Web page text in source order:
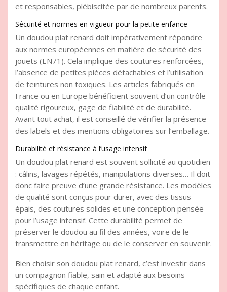
et responsables, plébiscitée par de nombreux parents.
Sécurité et normes en vigueur pour la petite enfance
Un doudou plat renard doit impérativement répondre
aux normes européennes en matière de sécurité des
jouets (EN71). Cela implique des coutures renforcées,
l’absence de petites pièces détachables et l’utilisation
de teintures non toxiques. Les articles fabriqués en
France ou en Europe bénéficient souvent d’un contrôle
qualité rigoureux, gage de fiabilité et de durabilité.
Avant tout achat, il est conseillé de vérifier la présence
des labels et des mentions obligatoires sur l’emballage.
Durabilité et résistance à l’usage intensif
Un doudou plat renard est souvent sollicité au quotidien
: câlins, lavages répétés, manipulations diverses… Il doit
donc faire preuve d’une grande résistance. Les modèles
de qualité sont conçus pour durer, avec des tissus
épais, des coutures solides et une conception pensée
pour l’usage intensif. Cette durabilité permet de
préserver le doudou au fil des années, voire de le
transmettre en héritage ou de le conserver en souvenir.
Bien choisir son doudou plat renard, c’est investir dans
un compagnon fiable, sain et adapté aux besoins
spécifiques de chaque enfant.